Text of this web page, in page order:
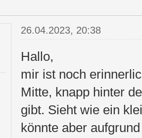
26.04.2023, 20:38
Hallo,
mir ist noch
Mitte, knapp hinter
gibt. Sieht wie ein
könnte aber